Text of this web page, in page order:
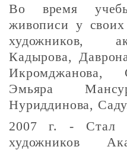
Во время
живописи у
художников,
Кадырова,
Икромджанова,
Эмьяра
Нуриддинова,
2007 г. - Стал
художников